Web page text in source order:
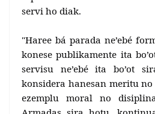
servi ho diak.
"Haree bá parada ne’ebé
konese publikamente ita
servisu ne’ebé ita bo’ot
konsidera hanesan meritu
ezemplu moral no